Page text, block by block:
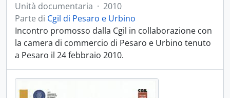
Unità documentaria · 2010
Parte di Cgil di Pesaro e Urbino
Incontro promosso dalla Cgil in collaborazione con
la camera di commercio di Pesaro e Urbino tenuto
a Pesaro il 24 febbraio 2010.